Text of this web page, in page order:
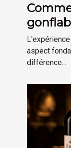
lors
aspect
différence...